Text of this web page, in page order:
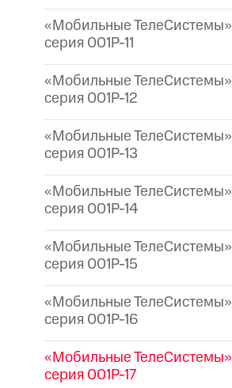
«Мобильные ТелеСистемы»
серия 001P-11
«Мобильные ТелеСистемы»
серия 001P-12
«Мобильные ТелеСистемы»
серия 001P-13
«Мобильные ТелеСистемы»
серия 001P-14
«Мобильные ТелеСистемы»
серия 001P-15
«Мобильные ТелеСистемы»
серия 001P-16
«Мобильные ТелеСистемы»
серия 001P-17